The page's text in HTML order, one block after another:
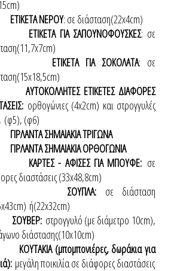
ΕΤΙΚΕΤΑ ΝΕΡΟΥ: σε διάσταση(22x4cm)
ΕΤΙΚΕΤΑ ΓΙΑ ΣΑΠΟΥΝΟΦΟΥΣΚΕΣ: σε
ΕΤΙΚΕΤΑ ΓΙΑ ΣΟΚΟΛΑΤΑ: σε
ΑΥΤΟΚΟΛΛΗΤΕΣ ΕΤΙΚΕΤΕΣ ΔΙΑΦΟΡΕΣ
ορθογώνιες (4x2cm) και στρογγυλές
(φ5), (φ6)
ΓΙΡΛΑΝΤΑ ΣΗΜΑΙΑΚΙΑ ΤΡΙΓΩΝΑ
ΓΙΡΛΑΝΤΑ ΣΗΜΑΙΑΚΙΑ ΟΡΘΟΓΩΝΙΑ
ΚΑΡΤΕΣ - ΑΦΙΣΕΣ ΓΙΑ ΜΠΟΥΦΕ: σε
διαστάσεις (33x48,8cm)
ΣΟΥΠΛΑ: σε διάσταση
ή(22x32cm)
ΣΟΥΒΕΡ: στρογγυλό (με διάμετρο 10cm),
διάστασης(10x10cm)
ΚΟΥΤΑΚΙΑ (μπομπονιέρες, δωράκια για
μεγάλη ποικιλία σε διάφορες διαστάσεις